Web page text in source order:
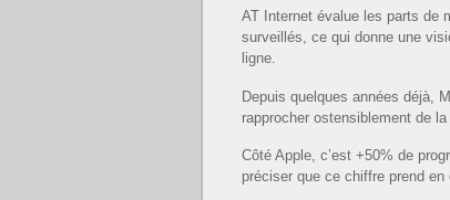
AT Internet évalue les parts de
surveillés, ce qui donne une
ligne.
Depuis quelques années déjà,
rapprocher ostensiblement de
Côté Apple, c’est +50% de
préciser que ce chiffre prend